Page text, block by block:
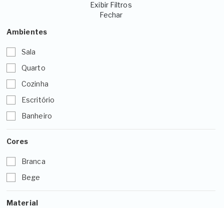
Exibir Filtros
Fechar
Ambientes
Sala
Quarto
Cozinha
Escritório
Banheiro
Cores
Branca
Bege
Material